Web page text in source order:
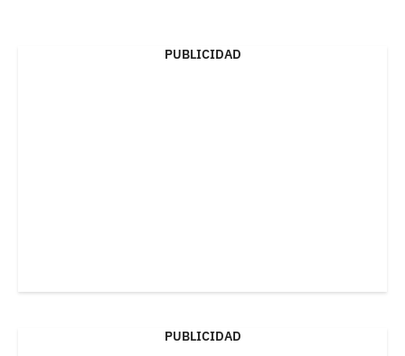
PUBLICIDAD
PUBLICIDAD